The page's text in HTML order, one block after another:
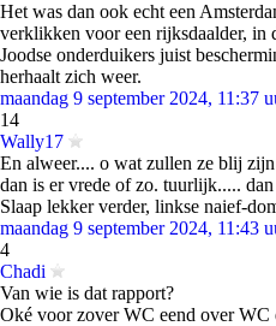
Het was dan ook echt een
verklikken voor een rijksdaalder, in
Joodse onderduikers juist
herhaalt zich weer.
maandag 9 september 2024, 11:37
14
Wally17
En alweer.... o wat zullen ze blij
dan is er vrede of zo. tuurlijk.....
Slaap lekker verder, linkse naief-
maandag 9 september 2024, 11:43
4
Chadi
Van wie is dat rapport?
Oké voor zover WC eend over WC